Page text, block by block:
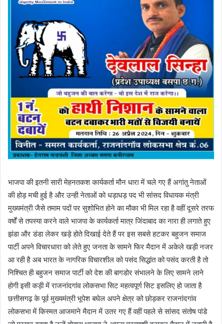
भाजपा की इतनी सारी मेहनतकश कार्यकर्ता मौन धारा में चले गए हैं अगांतु नेताओं
की होड़ मची हुई है और उन्ही नेताओं को धड़ाधड़ पद भी सांसद विधायक मंत्री
मुख्यमंत्री जैसे तमाम पदों पर सुशोभित होने का मौका भी मिल रहा है वहीं दूसरे तरफ
वर्षों से तपस्या करने वाले भाजपा के कार्यकर्ता मात्र जिंदाबाद का नारा ही लगाते हुए
झंडा और डंडा लेकर खड़े होते दिखाई देते हैं पर इस सबसे हटकर बहुजन समाज
पार्टी अपने विचारधारा को लेते हुए जनता के सामने फिर मैदान में अकेले खड़ी नजर
आ रही है अब भारत के नागरिक विचारशील को पसंद सिद्धांत को पसंद करती है तो
निश्चित ही बहुजन समाज पार्टी को देश की बागडोर संभालने के लिए सामने लाने
होगी इसी कड़ी में राजनांदगांव लोकसभा सिट महत्वपूर्ण सिट इसलिए हो जाता है
छत्तीसगढ़ के पूर्व मुख्यमंत्री भूपेश बघेल अपने क्षेत्र को छोड़कर राजनांदगांव
लोकसभा में किस्मत आजमाने मैदान में उतर गए हैं वहीं पहले से सांसद संतोष पांडे